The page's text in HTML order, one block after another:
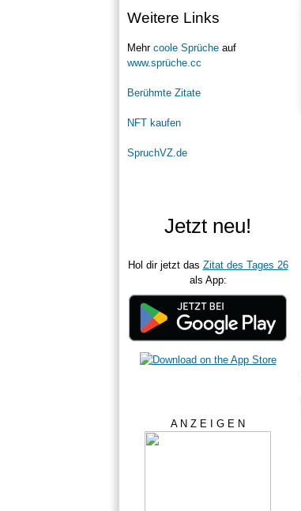
Weitere Links
Mehr coole Sprücheauf
www.sprüche.cc
Berühmte Zitate
NFT kaufen
SpruchVZ.de
Jetzt neu!
Hol dir jetzt das Zitat des Tages 26
als App:
A N Z E I G E N